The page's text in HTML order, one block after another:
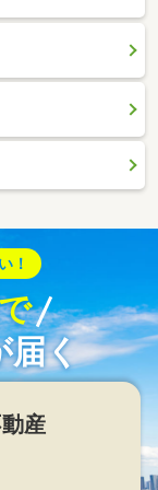
！
届く
産